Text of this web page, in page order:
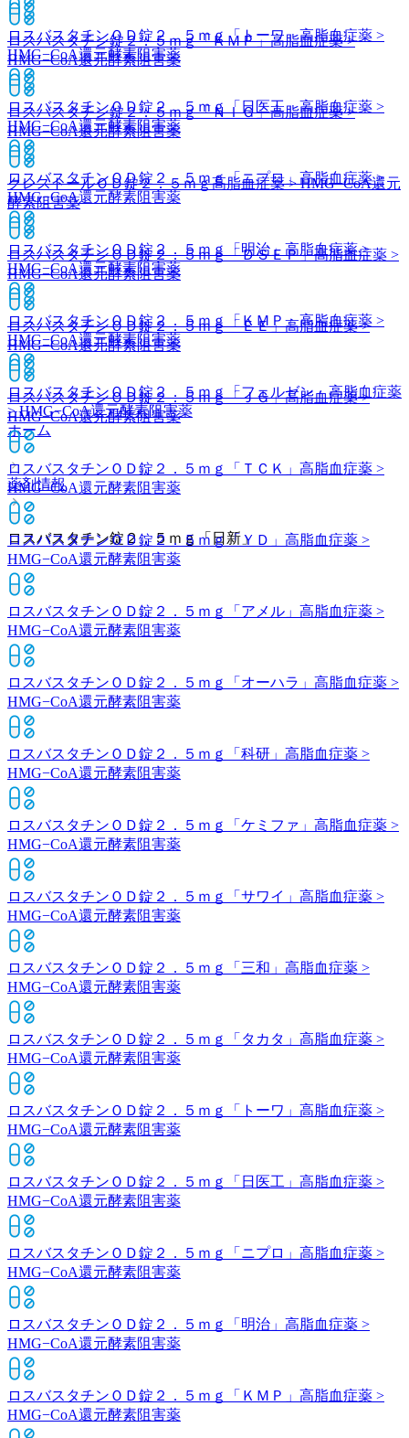
ロスバスタチンＯＤ錠２．５ｍｇ「トーワ」高脂血症薬 >
HMG−CoA還元酵素阻害薬
ロスバスタチンＯＤ錠２．５ｍｇ「日医工」高脂血症薬 >
HMG−CoA還元酵素阻害薬
ロスバスタチンＯＤ錠２．５ｍｇ「ニプロ」 高脂血症薬 >
HMG−CoA還元酵素阻害薬
ロスバスタチンＯＤ錠２．５ｍｇ「明治」 高脂血症薬 >
HMG−CoA還元酵素阻害薬
ロスバスタチンＯＤ錠２．５ｍｇ「ＫＭＰ」高脂血症薬 >
HMG−CoA還元酵素阻害薬
ロスバスタチンＯＤ錠２．５ｍｇ「フェルゼン」高脂血症薬
> HMG−CoA還元酵素阻害薬
ホーム
薬剤情報
ロスバスタチン錠２．５ｍｇ「日新」
ロスバスタチン錠２．５ｍｇ「ＫＭＰ」高脂血症薬 >
HMG−CoA還元酵素阻害薬
ロスバスタチン錠２．５ｍｇ「ＮＩＧ」高脂血症薬 >
HMG−CoA還元酵素阻害薬
クレストールＯＤ錠２．５ｍｇ高脂血症薬 > HMG−CoA還元
酵素阻害薬
ロスバスタチンＯＤ錠２．５ｍｇ「ＤＳＥＰ」高脂血症薬 >
HMG−CoA還元酵素阻害薬
ロスバスタチンＯＤ錠２．５ｍｇ「ＥＥ」高脂血症薬 >
HMG−CoA還元酵素阻害薬
ロスバスタチンＯＤ錠２．５ｍｇ「ＪＧ」高脂血症薬 >
HMG−CoA還元酵素阻害薬
ロスバスタチンＯＤ錠２．５ｍｇ「ＴＣＫ」 高脂血症薬 >
HMG−CoA還元酵素阻害薬
ロスバスタチンＯＤ錠２．５ｍｇ「ＹＤ」 高脂血症薬 >
HMG−CoA還元酵素阻害薬
ロスバスタチンＯＤ錠２．５ｍｇ「アメル」 高脂血症薬 >
HMG−CoA還元酵素阻害薬
ロスバスタチンＯＤ錠２．５ｍｇ「オーハラ」 高脂血症薬 >
HMG−CoA還元酵素阻害薬
ロスバスタチンＯＤ錠２．５ｍｇ「科研」 高脂血症薬 >
HMG−CoA還元酵素阻害薬
ロスバスタチンＯＤ錠２．５ｍｇ「ケミファ」 高脂血症薬 >
HMG−CoA還元酵素阻害薬
ロスバスタチンＯＤ錠２．５ｍｇ「サワイ」 高脂血症薬 >
HMG−CoA還元酵素阻害薬
ロスバスタチンＯＤ錠２．５ｍｇ「三和」 高脂血症薬 >
HMG−CoA還元酵素阻害薬
ロスバスタチンＯＤ錠２．５ｍｇ「タカタ」 高脂血症薬 >
HMG−CoA還元酵素阻害薬
ロスバスタチンＯＤ錠２．５ｍｇ「トーワ」 高脂血症薬 >
HMG−CoA還元酵素阻害薬
ロスバスタチンＯＤ錠２．５ｍｇ「日医工」 高脂血症薬 >
HMG−CoA還元酵素阻害薬
ロスバスタチンＯＤ錠２．５ｍｇ「ニプロ」 高脂血症薬 >
HMG−CoA還元酵素阻害薬
ロスバスタチンＯＤ錠２．５ｍｇ「明治」 高脂血症薬 >
HMG−CoA還元酵素阻害薬
ロスバスタチンＯＤ錠２．５ｍｇ「ＫＭＰ」 高脂血症薬 >
HMG−CoA還元酵素阻害薬